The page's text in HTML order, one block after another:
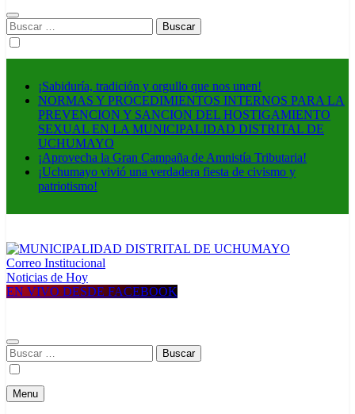
Buscar:
¡Sabiduría, tradición y orgullo que nos unen!
NORMAS Y PROCEDIMIENTOS INTERNOS PARA LA
PREVENCION Y SANCION DEL HOSTIGAMIENTO
SEXUAL EN LA MUNICIPALIDAD DISTRITAL DE
UCHUMAYO
¡Aprovecha la Gran Campaña de Amnistía Tributaria!
¡Uchumayo vivió una verdadera fiesta de civismo y
patriotismo!
MUNICIPALIDAD DISTRITAL DE UCHUMAYO
Construyendo una nueva Historia
Correo Institucional
Noticias de Hoy
EN VIVO DESDE FACEBOOK
Buscar:
Menu